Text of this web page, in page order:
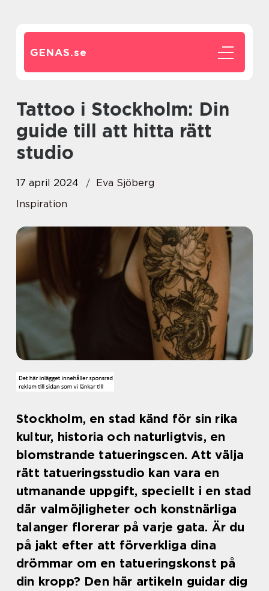
GENAS.se
Tattoo i Stockholm: Din
guide till att hitta rätt
studio
17 april 2024
Eva Sjöberg
Inspiration
Stockholm, en stad känd för sin rika
kultur, historia och naturligtvis, en
blomstrande tatueringscen. Att välja
rätt tatueringsstudio kan vara en
utmanande uppgift, speciellt i en stad
där valmöjligheter och konstnärliga
talanger florerar på varje gata. Är du
på jakt efter att förverkliga dina
drömmar om en tatueringskonst på
din kropp? Den här artikeln guidar dig